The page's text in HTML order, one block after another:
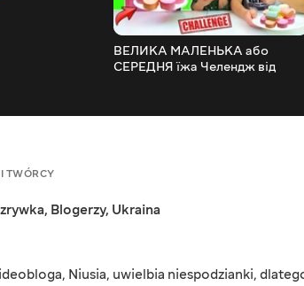
ВЕЛИКА МАЛЕНЬКА або
СЕРЕДНЯ їжа Челендж від
TWÓRCY
, Blogerzy, Ukraina
Niusia, uwielbia niespodzianki,